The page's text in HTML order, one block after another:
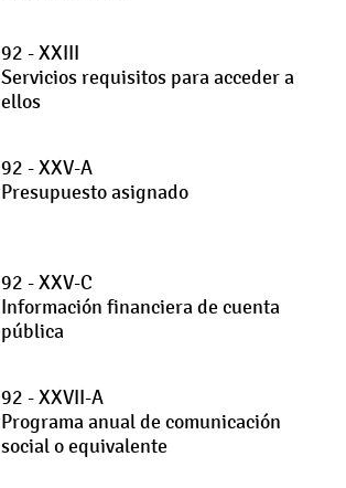
92 - XXIII
Servicios requisitos para acceder a
ellos
92 - XXV-A
Presupuesto asignado
92 - XXV-C
Información financiera de cuenta
pública
92 - XXVII-A
Programa anual de comunicación
social o equivalente